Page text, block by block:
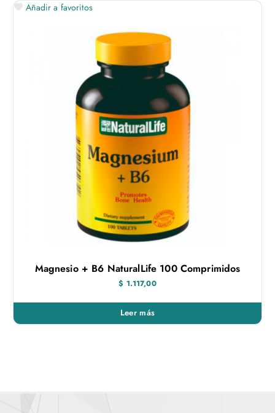
Añadir a favoritos
Magnesio + B6 NaturalLife 100 Comprimidos
$ 1.117,00
Leer más